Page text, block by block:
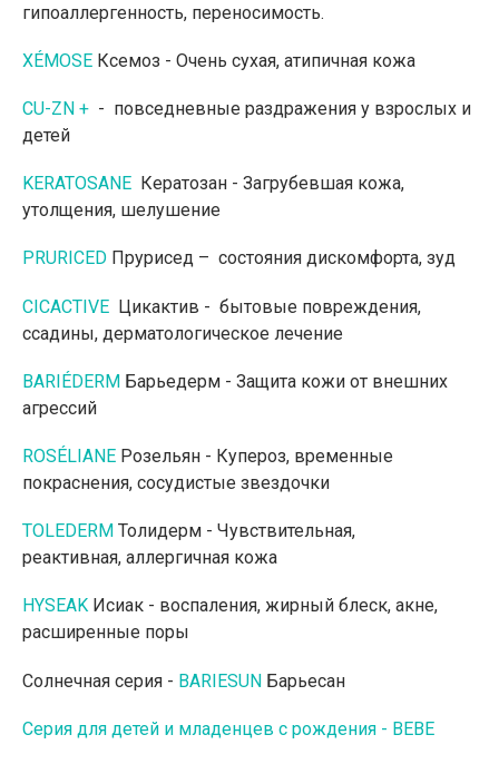
гипоаллергенность, переносимость.
XÉMOSE Ксемоз - Очень сухая, атипичная кожа
CU-ZN + - повседневные раздражения у взрослых и
детей
KERATOSANE Кератозан - Загрубевшая кожа,
утолщения, шелушение
PRURICED Прурисед – состояния дискомфорта, зуд
CICACTIVE Цикактив - бытовые повреждения,
ссадины, дерматологическое лечение
BARIÉDERM Барьедерм - Защита кожи от внешних
агрессий
ROSÉLIANE Розельян - Купероз, временные
покраснения, сосудистые звездочки
TOLEDERM Толидерм - Чувствительная,
реактивная, аллергичная кожа
HYSEAK Исиак - воспаления, жирный блеск, акне,
расширенные поры
Солнечная серия - BARIESUN Барьесан
Серия для детей и младенцев с рождения - BEBE